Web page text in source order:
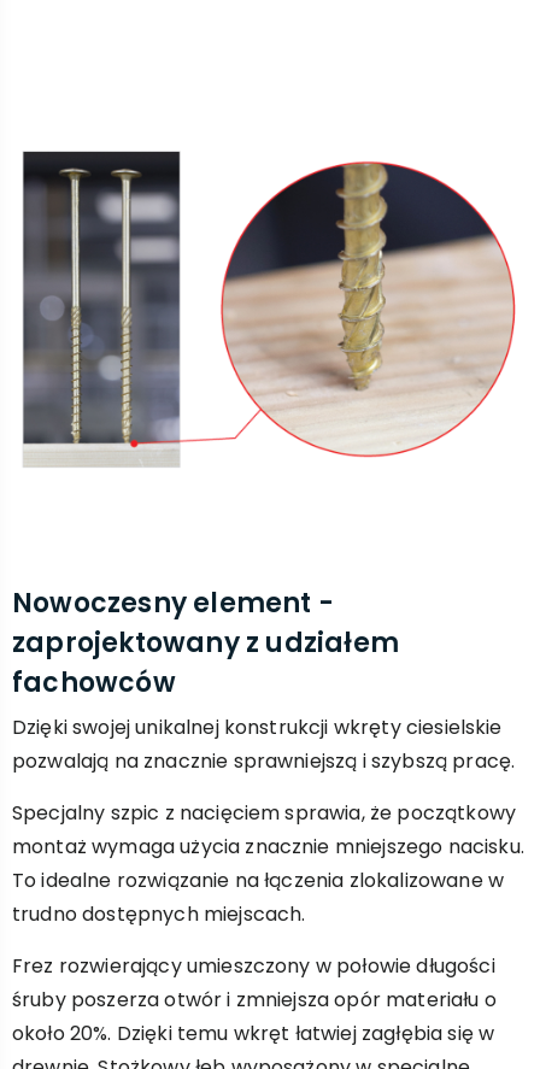
Nowoczesny element -
zaprojektowany z udziałem
fachowców
Dzięki swojej unikalnej konstrukcji wkręty ciesielskie
pozwalają na znacznie sprawniejszą i szybszą pracę.
Specjalny szpic z nacięciem sprawia, że początkowy
montaż wymaga użycia znacznie mniejszego nacisku.
To idealne rozwiązanie na łączenia zlokalizowane w
trudno dostępnych miejscach.
Frez rozwierający umieszczony w połowie długości
śruby poszerza otwór i zmniejsza opór materiału o
około 20%. Dzięki temu wkręt łatwiej zagłębia się w